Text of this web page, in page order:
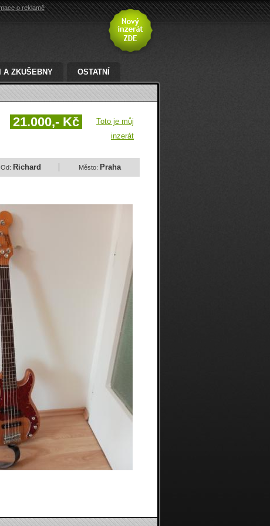
o reklamě
A ZKUŠEBNY OSTATNÍ
21.000,- Kč
Toto je můj
inzerát
Od: Richard Město: Praha